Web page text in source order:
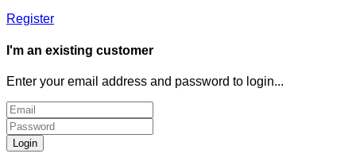
Register
I'm an existing customer
Enter your email address and password to login...
Login